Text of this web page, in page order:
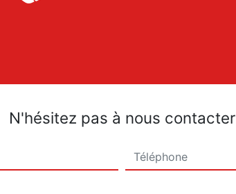
N'hésitez pas à nous contacter